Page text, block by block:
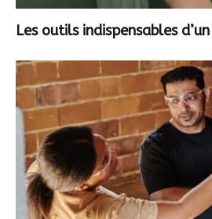
Les outils indispensables